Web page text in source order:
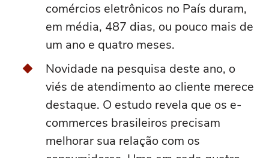
comércios eletrônicos no País duram,
em média, 487 dias, ou pouco mais de
um ano e quatro meses.
Novidade na pesquisa deste ano, o
viés de atendimento ao cliente merece
destaque. O estudo revela que os e-
commerces brasileiros precisam
melhorar sua relação com os